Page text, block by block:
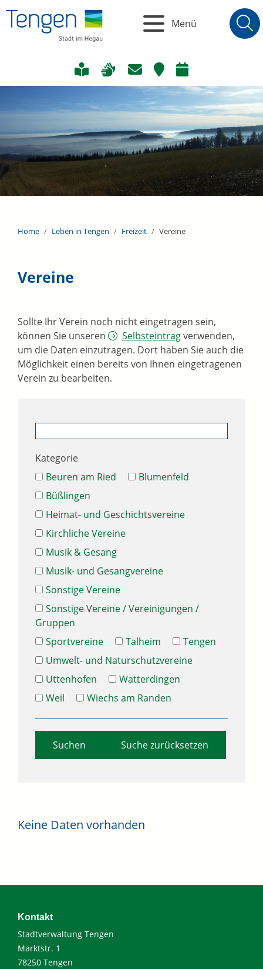
Menü
Home Leben in Tengen Freizeit Vereine
Vereine
Sollte Ihr Verein noch nicht eingetragen sein,
können Sie unseren
Selbsteintragverwenden,
um die Daten einzutragen. Dort haben Sie auch die
Möglichkeit einen bereits von Ihnen eingetragenen
Verein zu bearbeiten.
Kategorie
Beuren am Ried
Blumenfeld
Büßlingen
Heimat- und Geschichtsvereine
Kirchliche Vereine
Musik & Gesang
Musik- und Gesangvereine
Sonstige Vereine
Sonstige Vereine / Vereinigungen /
Gruppen
Sportvereine
Talheim
Tengen
Umwelt- und Naturschutzvereine
Uttenhofen
Watterdingen
Weil
Wiechs am Randen
Suche zurücksetzen
Keine Daten vorhanden
Kontakt
Stadtverwaltung Tengen
Marktstr. 1
78250 Tengen